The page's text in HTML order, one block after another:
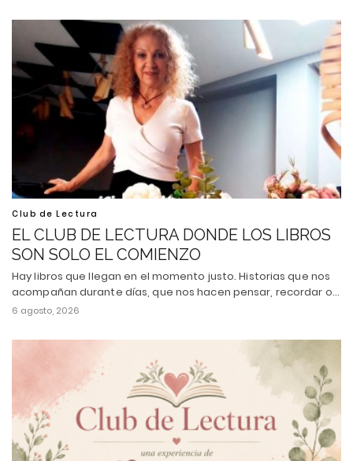
Club de Lectura
EL CLUB DE LECTURA DONDE LOS LIBROS
SON SOLO EL COMIENZO
Hay libros que llegan en el momento justo. Historias que nos
acompañan durante días, que nos hacen pensar, recordar o…
6 agosto, 2026